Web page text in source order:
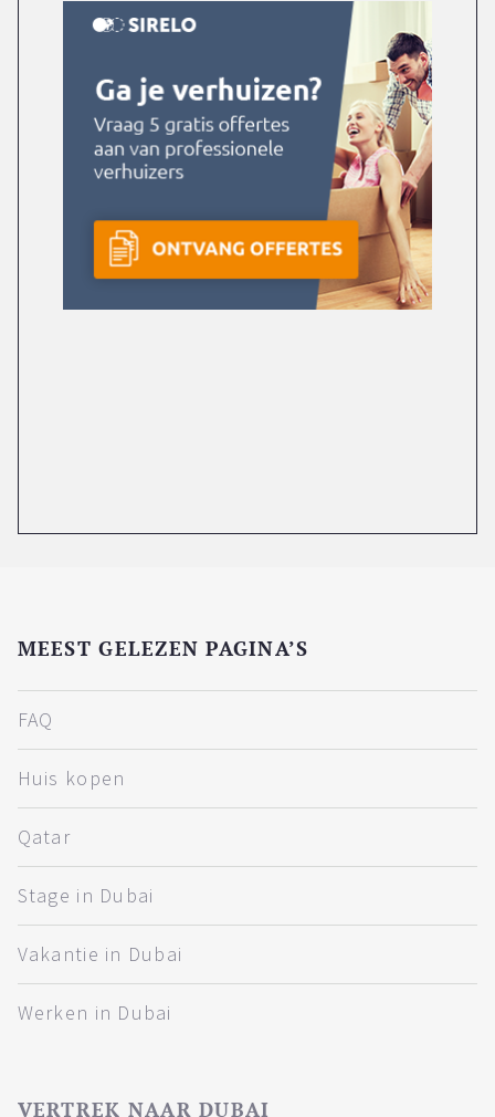
MEEST GELEZEN PAGINA’S
FAQ
Huis kopen
Qatar
Stage in Dubai
Vakantie in Dubai
Werken in Dubai
VERTREK NAAR DUBAI